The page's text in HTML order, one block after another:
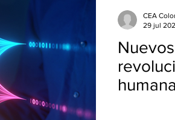
humana
CEA
29 jul